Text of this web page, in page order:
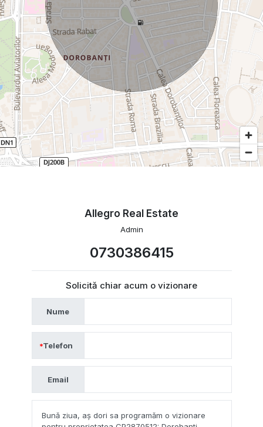
Allegro Real Estate
Admin
0730386415
Solicită chiar acum o vizionare
Nume
Telefon
Email